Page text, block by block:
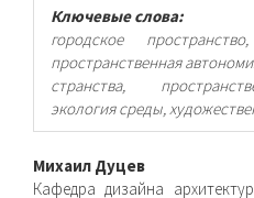
Ключевые слова:
городское
пространственная
странства,
экология среды,
Основное
Михаил Дуцев
Кафедра дизайна